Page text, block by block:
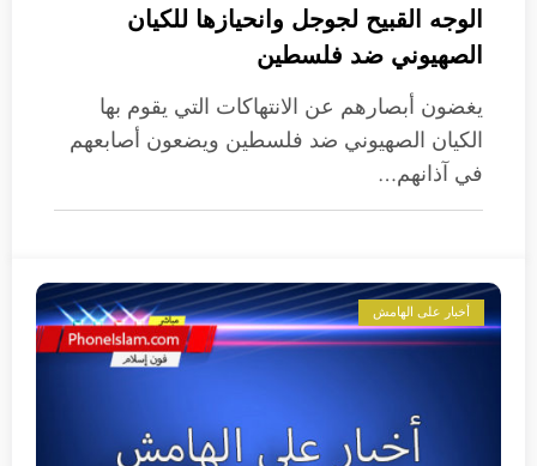
الوجه القبيح لجوجل وانحيازها للكيان
الصهيوني ضد فلسطين
يغضون أبصارهم عن الانتهاكات التي يقوم بها
الكيان الصهيوني ضد فلسطين ويضعون أصابعهم
في آذانهم…
أخبار على الهامش